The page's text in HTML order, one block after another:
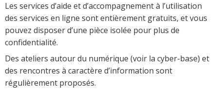
Les services d’aide et d’accompagnement à l’utilisation
des services en ligne sont entièrement gratuits, et vous
pouvez disposer d’une pièce isolée pour plus de
confidentialité.
Des ateliers autour du numérique (voir la cyber-base) et
des rencontres à caractère d’information sont
régulièrement proposés.